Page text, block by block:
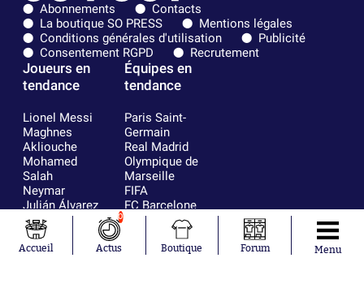
Abonnements
Contacts
La boutique SO PRESS
Mentions légales
Conditions générales d'utilisation
Publicité
Consentement RGPD
Recrutement
Joueurs en
tendance
Lionel Messi
Maghnes
Akliouche
Mohamed
Salah
Neymar
Julián Álvarez
Ferrán Torres
Kilian Corredor
Franco
Équipes en
tendance
Paris Saint-
Germain
Real Madrid
Olympique de
Marseille
FIFA
FC Barcelone
Argentine
Olympique
lyonnais
Accueil
0
Actus Boutique Forum Menu